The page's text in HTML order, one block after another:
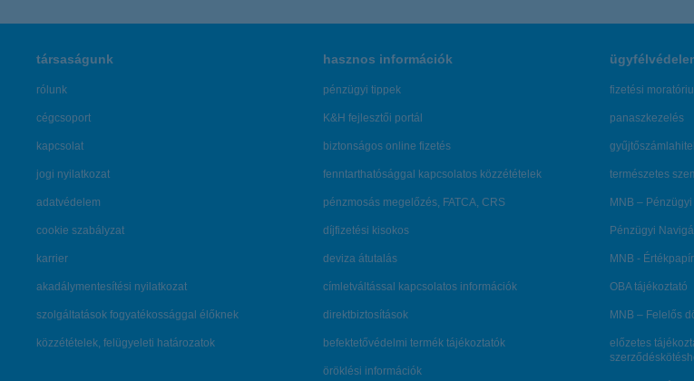
társaságunk
rólunk
cégcsoport
kapcsolat
jogi nyilatkozat
adatvédelem
cookie szabályzat
karrier
akadálymentesítési nyilatkozat
szolgáltatások fogyatékossággal élőknek
közzétételek, felügyeleti határozatok
hasznos információk
pénzügyi tippek
K&H fejlesztői portál
biztonságos online fizetés
fenntarthatósággal kapcsolatos közzétételek
pénzmosás megelőzés, FATCA, CRS
díjfizetési kisokos
deviza átutalás
címletváltással kapcsolatos információk
direktbiztosítások
befektetővédelmi termék tájékoztatók
öröklési információk
fizetési
panaszkezelés
természetes
MNB –
Pénzügyi
MNB -
OBA tájékoztató
MNB – Felelős
előzetes